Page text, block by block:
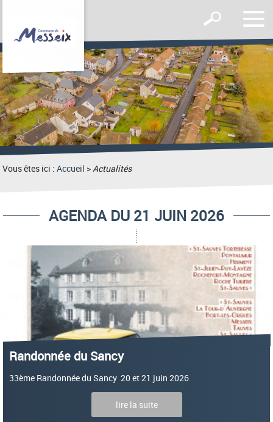
le
Afficher
formulaire
de
recherche
Vous êtes ici :Accueil >Actualités
AGENDA DU 21 JUIN 2026
Randonnée du Sancy
33ème Randonnée du Sancy 20 et 21 juin 2026
lire la suite